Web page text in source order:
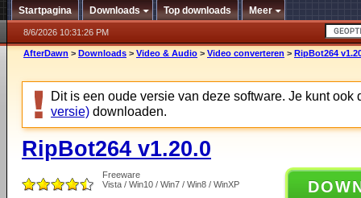
Startpagina Downloads Top downloads Meer
8/6/2026 10:31:26 PM
AfterDawn > Downloads > Video & Audio > Video converteren > RipBot264
Dit is een oude versie van deze software. Je kunt ook
versie) downloaden.
RipBot264 v1.20.0
Freeware
Vista / Win10 / Win7 / Win8 / WinXP